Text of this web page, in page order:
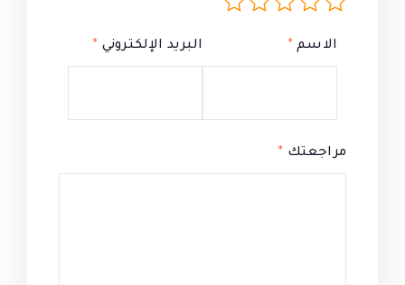
مراجعتك *
الاسم * البريد الإلكتروني *